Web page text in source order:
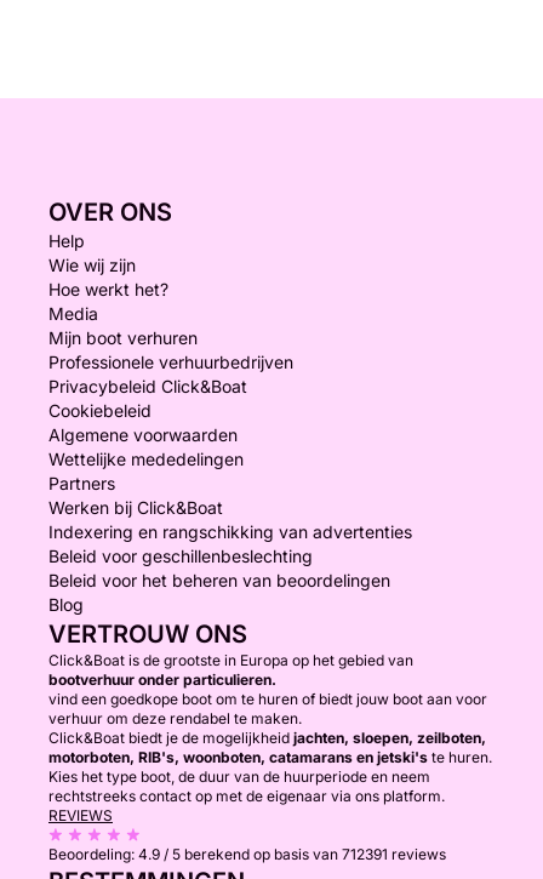
OVER ONS
Help
Wie wij zijn
Hoe werkt het?
Media
Mijn boot verhuren
Professionele verhuurbedrijven
Privacybeleid Click&Boat
Cookiebeleid
Algemene voorwaarden
Wettelijke mededelingen
Partners
Werken bij Click&Boat
Indexering en rangschikking van advertenties
Beleid voor geschillenbeslechting
Beleid voor het beheren van beoordelingen
Blog
VERTROUW ONS
Click&Boat is de grootste in Europa op het gebied van
bootverhuur onder particulieren.
vind een goedkope boot om te huren of biedt jouw boot aan voor
verhuur om deze rendabel te maken.
Click&Boat biedt je de mogelijkheid jachten, sloepen, zeilboten,
motorboten, RIB's, woonboten, catamarans en jetski's te huren.
Kies het type boot, de duur van de huurperiode en neem
rechtstreeks contact op met de eigenaar via ons platform.
REVIEWS
Beoordeling: 4.9 / 5 berekend op basis van 712391 reviews